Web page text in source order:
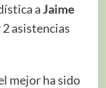
aJaime
asistencias
mejor ha sido